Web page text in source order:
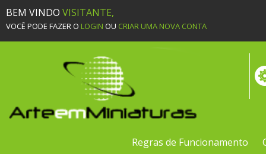
BEM VINDO VISITANTE,
VOCÊ PODE FAZER O LOGIN OU CRIAR UMA NOVA CONTA
Regras de Funcionamento